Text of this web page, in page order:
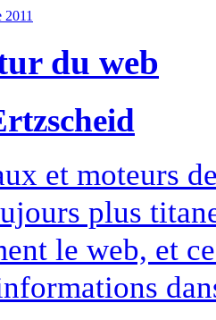
2011
du web
et moteurs
plus
le web, et